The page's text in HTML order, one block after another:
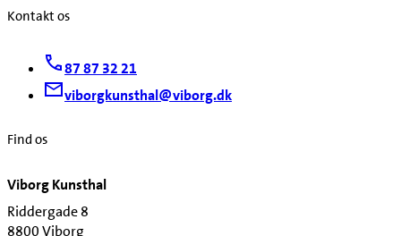
Kontakt os
87 87 32 21
viborgkunsthal@viborg.dk
Find os
Viborg Kunsthal
Riddergade 8
8800 Viborg